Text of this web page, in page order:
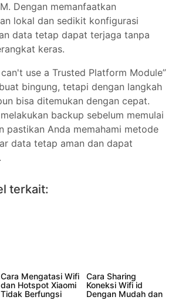
Dengan memanfaatkan
lokal dan sedikit konfigurasi
data tetap dapat terjaga tanpa
keras.
use a Trusted Platform Module”
bingung, tetapi dengan langkah
bisa ditemukan dengan cepat.
backup sebelum memulai
pastikan Anda memahami metode
data tetap aman dan dapat
terkait:
Cara Mengatasi Wifi
dan Hotspot Xiaomi
Tidak Berfungsi
Cara Sharing
Koneksi Wifi id
Dengan Mudah dan